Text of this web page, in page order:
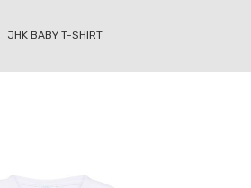
JHK BABY T-SHIRT